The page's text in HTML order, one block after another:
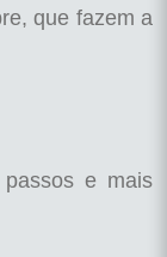
que fazem a
e mais